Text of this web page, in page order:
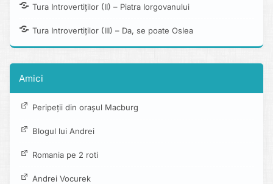
Tura Introvertiților (II) – Piatra Iorgovanului
Tura Introvertiților (III) – Da, se poate Oslea
Amici
Peripeții din orașul Macburg
Blogul lui Andrei
Romania pe 2 roti
Andrei Vocurek